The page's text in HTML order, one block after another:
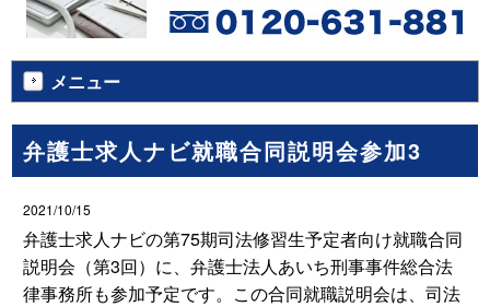
メニュー
弁護士求人ナビ就職合同説明会参加3
2021/10/15
弁護士求人ナビの第75期司法修習生予定者向け就職合同
説明会（第3回）に、弁護士法人あいち刑事事件総合法
律事務所も参加予定です。この合同就職説明会は、司法